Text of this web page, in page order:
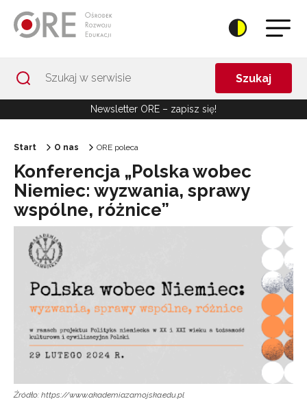
Szukaj
Newsletter ORE – zapisz się!
Start O nas ORE poleca
Konferencja „Polska wobec
Niemiec: wyzwania, sprawy
wspólne, różnice”
Źródło: https://www.akademiazamojska.edu.pl